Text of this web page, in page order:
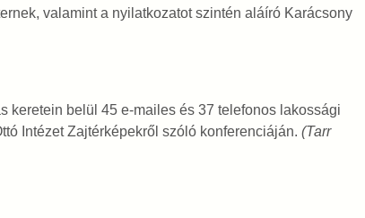
valamint a nyilatkozatot szintén aláíró Karácsony
keretein belül 45 e-mailes és 37 telefonos lakossági
Intézet Zajtérképekről szóló konferenciáján. (Tarr